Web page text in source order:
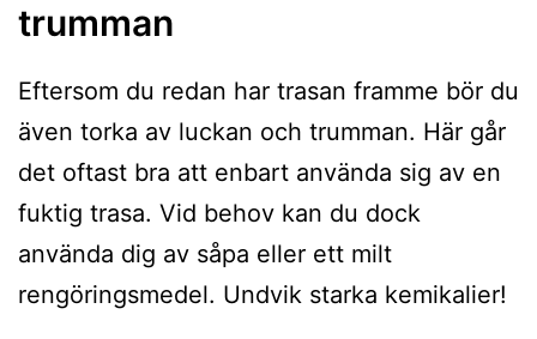
trumman
Eftersom du redan har trasan framme bör du
även torka av luckan och trumman. Här går
det oftast bra att enbart använda sig av en
fuktig trasa. Vid behov kan du dock
använda dig av såpa eller ett milt
rengöringsmedel. Undvik starka kemikalier!